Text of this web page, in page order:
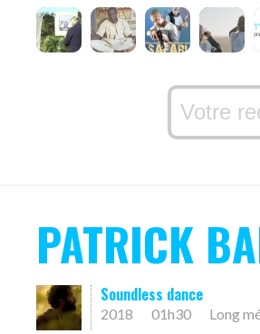
PATRICK
Soundless dance
2018 01h30 Long